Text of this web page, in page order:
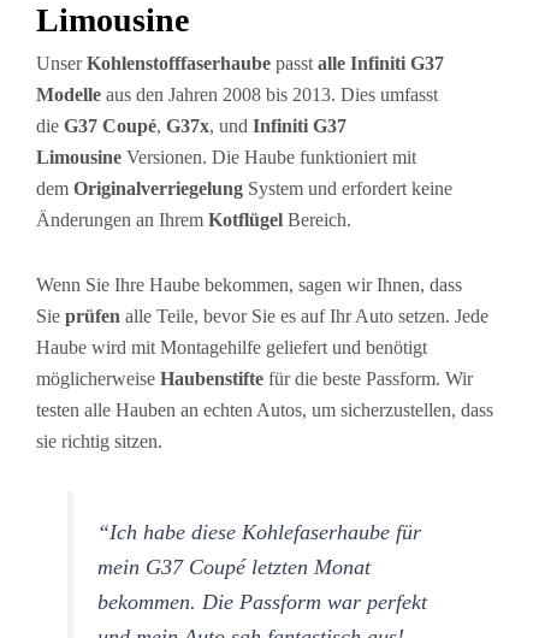
Limousine
UnserKohlenstofffaserhaube passt alle Infiniti G37
Modelle aus den Jahren 2008 bis 2013. Dies umfasst
die G37 Coupé, G37x, und Infiniti G37
Limousine Versionen. Die Haube funktioniert mit
dem Originalverriegelung System und erfordert keine
Änderungen an Ihrem Kotflügel Bereich.
Wenn Sie Ihre Haube bekommen, sagen wir Ihnen, dass
Sie prüfen alle Teile, bevor Sie es auf Ihr Auto setzen. Jede
Haube wird mit Montagehilfe geliefert und benötigt
möglicherweise Haubenstifte für die beste Passform. Wir
testen alle Hauben an echten Autos, um sicherzustellen, dass
sie richtig sitzen.
“Ich habe diese Kohlefaserhaube für
mein G37 Coupé letzten Monat
bekommen. Die Passform war perfekt